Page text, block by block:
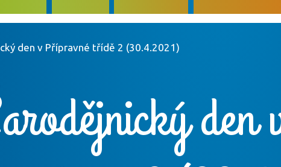
den v Přípravné třídě 2 (30.4.2021)